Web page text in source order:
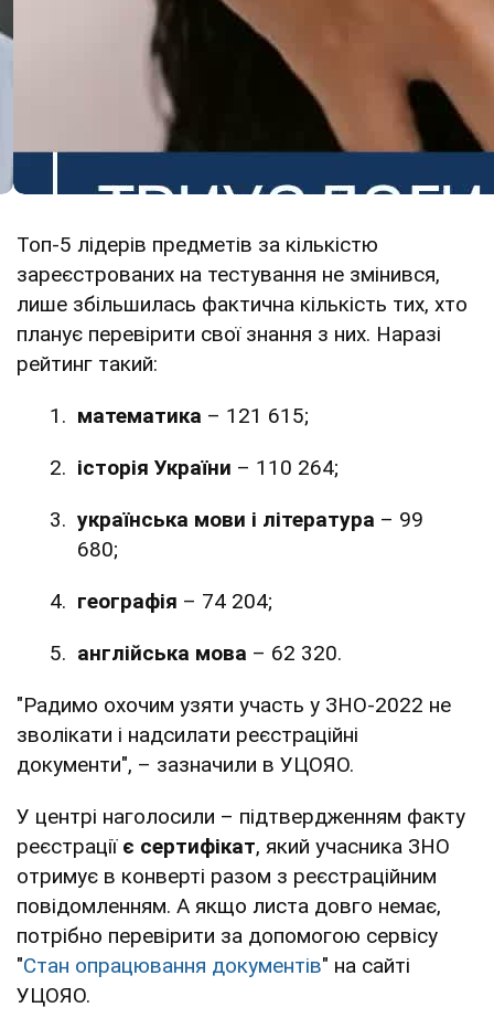
Топ-5 лідерів предметів за кількістю
зареєстрованих на тестування не змінився,
лише збільшилась фактична кількість тих, хто
планує перевірити свої знання з них. Наразі
рейтинг такий:
математика – 121 615;
історія України – 110 264;
українська мови і література – 99
680;
географія – 74 204;
англійська мова – 62 320.
"Радимо охочим узяти участь у ЗНО-2022 не
зволікати і надсилати реєстраційні
документи", – зазначили в УЦОЯО.
У центрі наголосили – підтвердженням факту
реєстрації є сертифікат, який учасника ЗНО
отримує в конверті разом з реєстраційним
повідомленням. А якщо листа довго немає,
потрібно перевірити за допомогою сервісу
"Стан опрацювання документів" на сайті
УЦОЯО.